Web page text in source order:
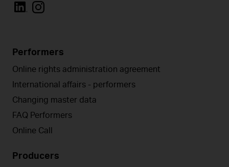
Performers
Online rights administration agreement
International affairs - performers
Changing master data
FAQ Performers
Online Call
Producers